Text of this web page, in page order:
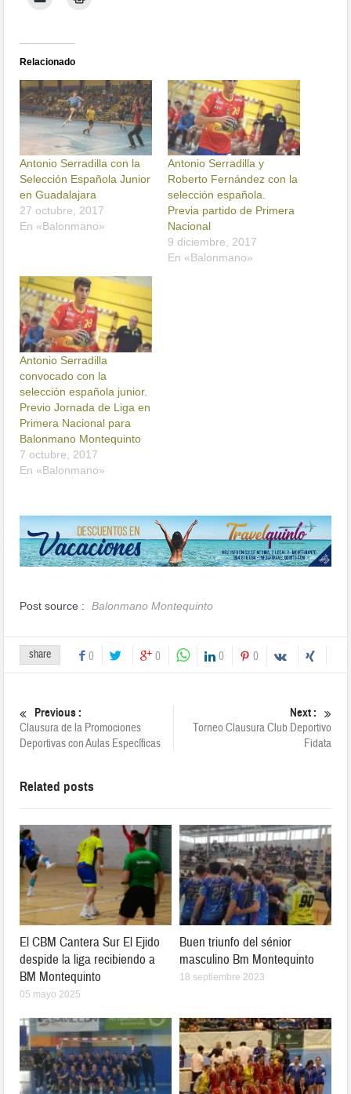
Relacionado
Antonio Serradilla con la
Selección Española Junior
en Guadalajara
27 octubre, 2017
En «Balonmano»
Antonio Serradilla y
Roberto Fernández con la
selección española.
Previa partido de Primera
Nacional
9 diciembre, 2017
En «Balonmano»
Antonio Serradilla
convocado con la
selección española junior.
Previo Jornada de Liga en
Primera Nacional para
Balonmano Montequinto
7 octubre, 2017
En «Balonmano»
Post source : Balonmano Montequinto
share 0 0 0 0
Previous :
Clausura de la Promociones
Deportivas con Aulas Específicas
Next :
Torneo Clausura Club Deportivo
Fidata
Related posts
El CBM Cantera Sur El Ejido
despide la liga recibiendo a
BM Montequinto
05 mayo 2025
Buen triunfo del sénior
masculino Bm Montequinto
18 septiembre 2023